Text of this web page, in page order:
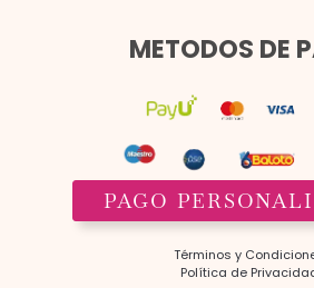
METODOS DE
PAGO
Términos y
Política de